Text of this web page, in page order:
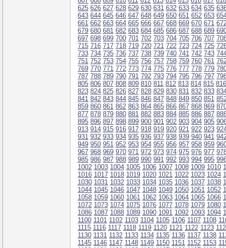
625 626 627 628 629 630 631 632 633 634 635
643 644 645 646 647 648 649 650 651 652 653
661 662 663 664 665 666 667 668 669 670 671
679 680 681 682 683 684 685 686 687 688 689
697 698 699 700 701 702 703 704 705 706 707
715 716 717 718 719 720 721 722 723 724 725
733 734 735 736 737 738 739 740 741 742 743
751 752 753 754 755 756 757 758 759 760 761
769 770 771 772 773 774 775 776 777 778 779
787 788 789 790 791 792 793 794 795 796 797
805 806 807 808 809 810 811 812 813 814 815 816
823 824 825 826 827 828 829 830 831 832 833
841 842 843 844 845 846 847 848 849 850 851
859 860 861 862 863 864 865 866 867 868 869
877 878 879 880 881 882 883 884 885 886 887
895 896 897 898 899 900 901 902 903 904 905
913 914 915 916 917 918 919 920 921 922 923
931 932 933 934 935 936 937 938 939 940 941
949 950 951 952 953 954 955 956 957 958 959
967 968 969 970 971 972 973 974 975 976 977
985 986 987 988 989 990 991 992 993 994 995
1002 1003 1004 1005 1006 1007 1008 1009 1010
1016 1017 1018 1019 1020 1021 1022 1023 1024
1030 1031 1032 1033 1034 1035 1036 1037 1038
1044 1045 1046 1047 1048 1049 1050 1051 1052
1058 1059 1060 1061 1062 1063 1064 1065 1066
1072 1073 1074 1075 1076 1077 1078 1079 1080
1086 1087 1088 1089 1090 1091 1092 1093 1094
1100 1101 1102 1103 1104 1105 1106 1107 1108
1115 1116 1117 1118 1119 1120 1121 1122 1123
1130 1131 1132 1133 1134 1135 1136 1137 1138
1145 1146 1147 1148 1149 1150 1151 1152 1153